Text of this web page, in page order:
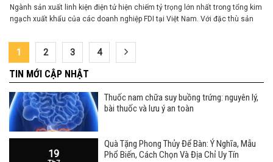
Ngành sản xuất linh kiện điện tử hiện chiếm tỷ trọng lớn nhất trong tổng kim
ngạch xuất khẩu của các doanh nghiệp FDI tại Việt Nam. Với đặc thù sản
quản, việc quản trị chuỗi cung ứng ...
1 2 3 4
TIN MỚI CẬP NHẬT
Thuốc nam chữa suy buồng trứng: nguyên lý,
bài thuốc và lưu ý an toàn
19
Quà Tặng Phong Thủy Để Bàn: Ý Nghĩa, Mẫu
Phổ Biến, Cách Chọn Và Địa Chỉ Uy Tín